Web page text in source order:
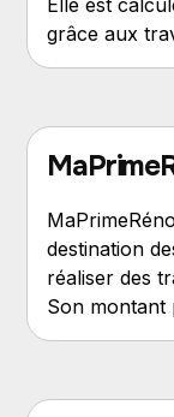
grâce aux
destination
réaliser des
Son